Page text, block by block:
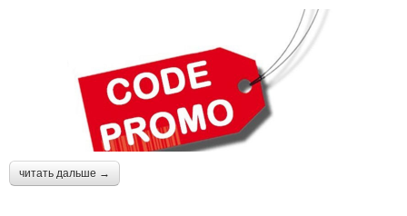
читать дальше →